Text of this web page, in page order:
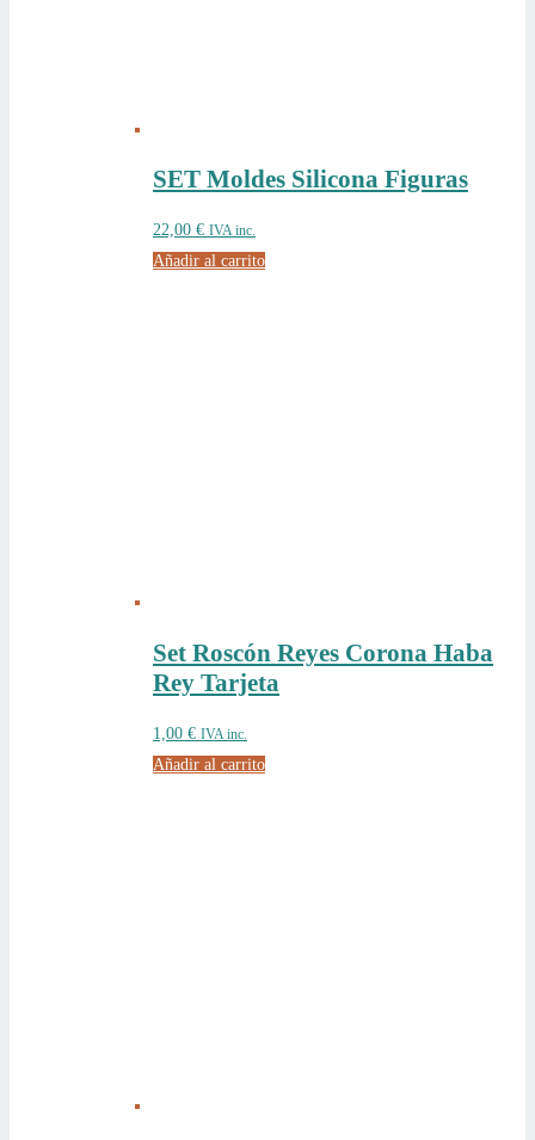
SET Moldes Silicona Figuras
22,00 € IVA inc.
Añadir al carrito
Set Roscón Reyes Corona Haba
Rey Tarjeta
1,00 € IVA inc.
Añadir al carrito